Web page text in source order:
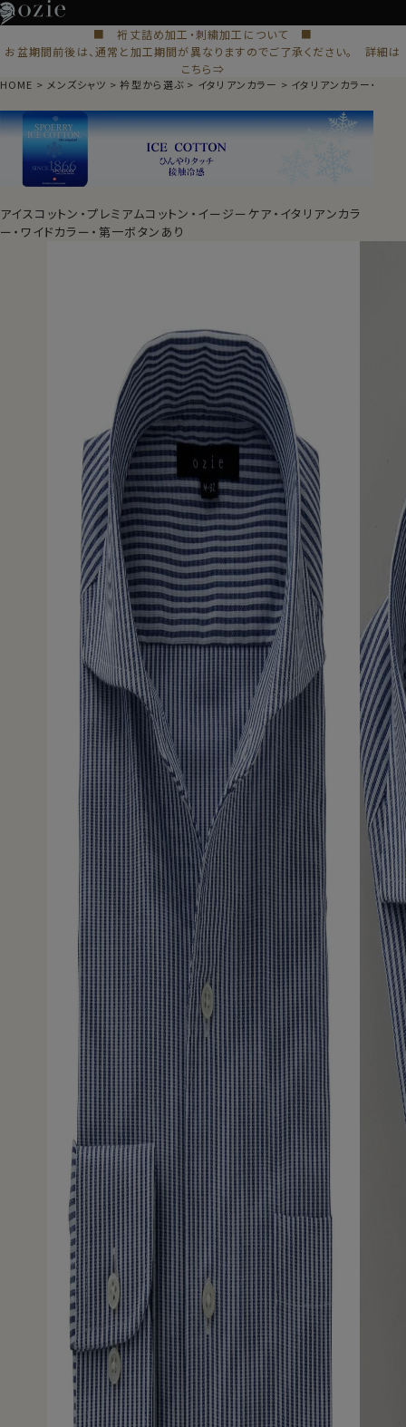
■ 裄丈詰め加工・刺繍加工について ■
お盆期間前後は、通常と加工期間が異なりますのでご了承ください。 詳細は
こちら⇒
HOME メンズシャツ 衿型から選ぶ イタリアンカラー イタリアンカラー・ワイド
アイスコットン・プレミアムコットン・イージーケア・イタリアンカラ
ー・ワイドカラー・第一ボタンあり